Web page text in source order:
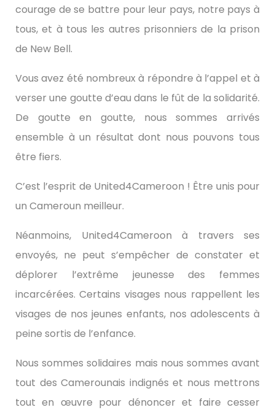
courage de se battre pour leur pays, notre pays à
tous, et à tous les autres prisonniers de la prison
de New Bell.
Vous avez été nombreux à répondre à l’appel et à
verser une goutte d’eau dans le fût de la solidarité.
De goutte en goutte, nous sommes arrivés
ensemble à un résultat dont nous pouvons tous
être fiers.
C’est l’esprit de United4Cameroon ! Être unis pour
un Cameroun meilleur.
Néanmoins, United4Cameroon à travers ses
envoyés, ne peut s’empêcher de constater et
déplorer l’extrême jeunesse des femmes
incarcérées. Certains visages nous rappellent les
visages de nos jeunes enfants, nos adolescents à
peine sortis de l’enfance.
Nous sommes solidaires mais nous sommes avant
tout des Camerounais indignés et nous mettrons
tout en œuvre pour dénoncer et faire cesser